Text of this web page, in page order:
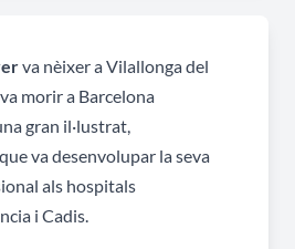
va nèixer a Vilallonga del
morir a Barcelona
gran il·lustrat,
va desenvolupar la seva
als hospitals
i Cadis.